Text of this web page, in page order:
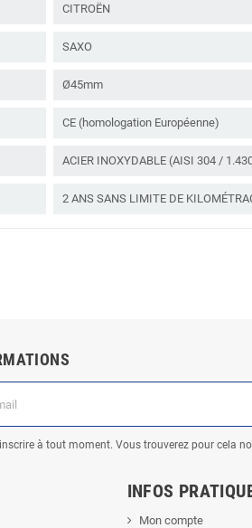
CITROËN
SAXO
Ø45mm
CE (homologation Européenne)
ACIER INOXYDABLE (AISI 304 /
2 ANS SANS LIMITE DE
à tout moment. Vous trouverez pour cela
INFOS
Mon compte